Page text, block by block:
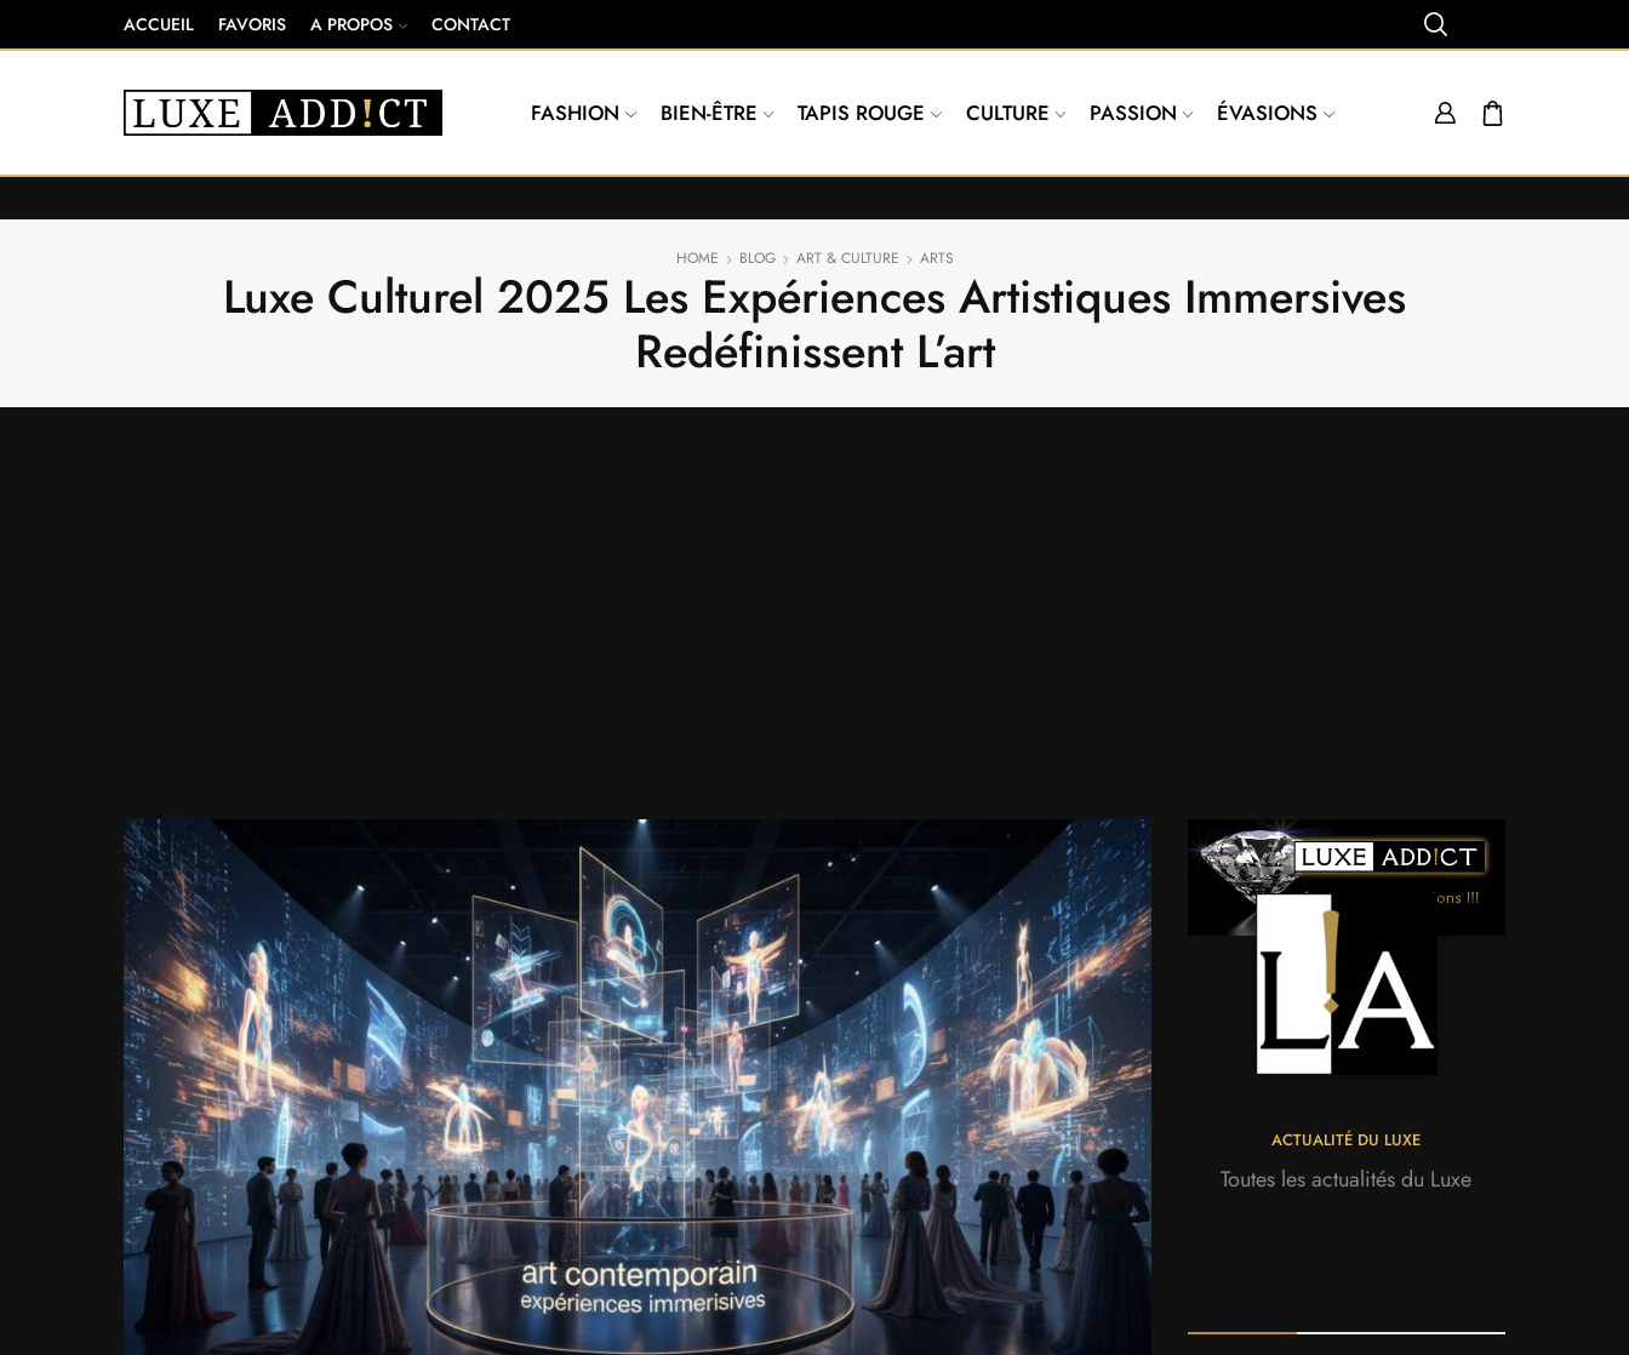
ACCUEIL FAVORIS A PROPOS CONTACT
FASHION BIEN-ÊTRE TAPIS ROUGE CULTURE PASSION ÉVASIONS
HOME BLOG ART & CULTURE ARTS
Luxe Culturel 2025 Les Expériences Artistiques Immersives
Redéfinissent L’art
ACTUALITÉ DU LUXE
Toutes les actualités du Luxe